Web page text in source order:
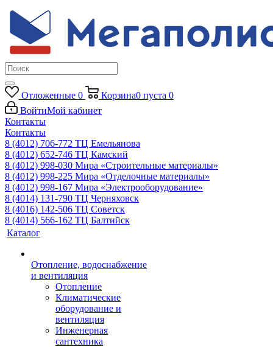
Отложенные 0 Корзина0 пуста 0
ВойтиМой кабинет
Контакты
Контакты
8 (4012) 706-772 ТЦ Емельянова
8 (4012) 652-746 ТЦ Камский
8 (4012) 998-030 Мира «Строительные материалы»
8 (4012) 998-225 Мира «Отделочные материалы»
8 (4012) 998-167 Мира «Электрооборудование»
8 (4014) 131-790 ТЦ Черняховск
8 (4016) 142-506 ТЦ Советск
8 (4014) 566-162 ТЦ Балтийск
Каталог
Отопление, водоснабжение
и вентиляция
Отопление
Климатические
оборудование и
вентиляция
Инженерная
сантехника